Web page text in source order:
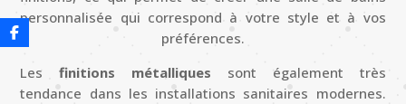
personnalisée qui correspond à votre style et à vos
préférences.
Lesfinitions métalliques sont également très
tendance dans les installations sanitaires modernes.